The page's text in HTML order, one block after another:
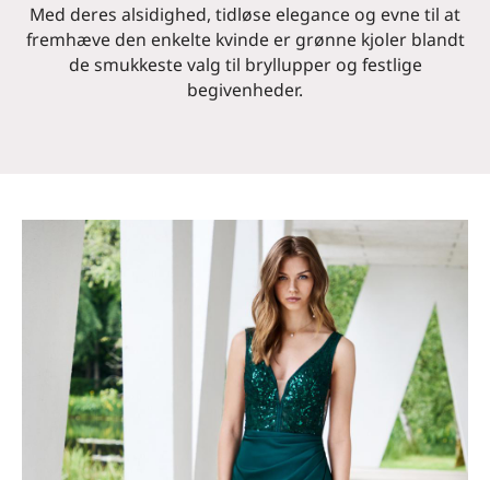
Med deres alsidighed, tidløse elegance og evne til at
fremhæve den enkelte kvinde er grønne kjoler blandt
de smukkeste valg til bryllupper og festlige
begivenheder.